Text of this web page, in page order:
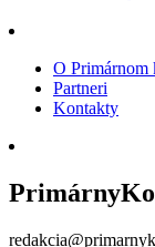
O Primárnom
Partneri
Kontakty